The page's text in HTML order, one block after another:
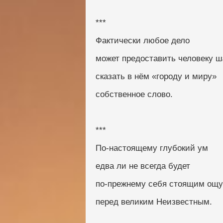
***
Фактически любое дело
может предоставить человеку
сказать в нём «городу и миру»
собственное слово.
***
По-настоящему глубокий ум
едва ли не всегда будет
по-прежнему себя стоящим
перед великим Неизвестным.